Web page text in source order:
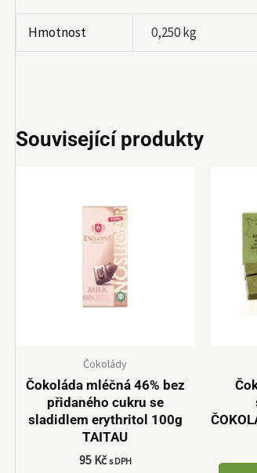
Hmotnost 0,250 kg
Související produkty
Čokolády
Čokoláda mléčná 46% bez
přidaného cukru se
sladidlem erythritol 100g
TAITAU
95 Kč s DPH